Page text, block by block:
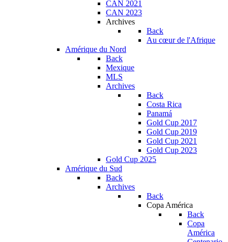
CAN 2021
CAN 2023
Archives
Back
Au cœur de l'Afrique
Amérique du Nord
Back
Mexique
MLS
Archives
Back
Costa Rica
Panamá
Gold Cup 2017
Gold Cup 2019
Gold Cup 2021
Gold Cup 2023
Gold Cup 2025
Amérique du Sud
Back
Archives
Back
Copa América
Back
Copa
América